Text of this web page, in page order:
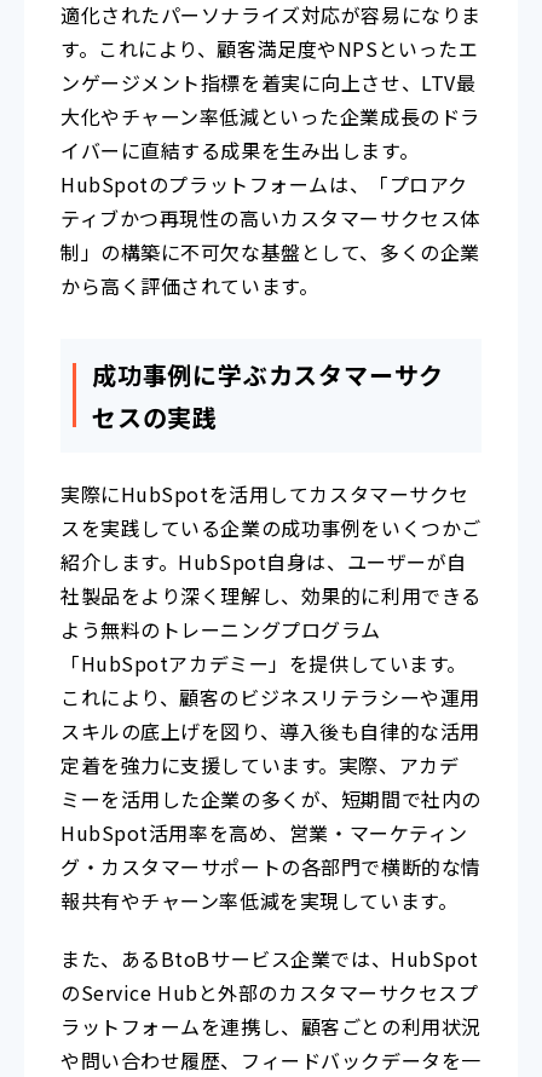
適化されたパーソナライズ対応が容易になりま
す。これにより、顧客満足度やNPSといったエ
ンゲージメント指標を着実に向上させ、LTV最
大化やチャーン率低減といった企業成長のドラ
イバーに直結する成果を生み出します。
HubSpotのプラットフォームは、「プロアク
ティブかつ再現性の高いカスタマーサクセス体
制」の構築に不可欠な基盤として、多くの企業
から高く評価されています。
成功事例に学ぶカスタマーサク
セスの実践
実際にHubSpotを活用してカスタマーサクセ
スを実践している企業の成功事例をいくつかご
紹介します。HubSpot自身は、ユーザーが自
社製品をより深く理解し、効果的に利用できる
よう無料のトレーニングプログラム
「HubSpotアカデミー」を提供しています。
これにより、顧客のビジネスリテラシーや運用
スキルの底上げを図り、導入後も自律的な活用
定着を強力に支援しています。実際、アカデ
ミーを活用した企業の多くが、短期間で社内の
HubSpot活用率を高め、営業・マーケティン
グ・カスタマーサポートの各部門で横断的な情
報共有やチャーン率低減を実現しています。
また、あるBtoBサービス企業では、HubSpot
のService Hubと外部のカスタマーサクセスプ
ラットフォームを連携し、顧客ごとの利用状況
や問い合わせ履歴、フィードバックデータを一